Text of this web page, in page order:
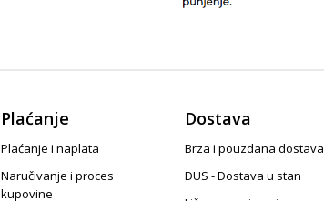
Plaćanje
Plaćanje i naplata
Naručivanje i proces
kupovine
Dostava
Brza i pouzdana dostava
DUS - Dostava u stan